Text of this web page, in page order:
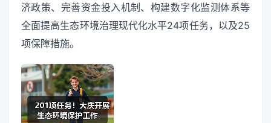
济政策、完善资金投入机制、构建数字化监测体系等
全面提高生态环境治理现代化水平24项任务，以及25
项保障措施。